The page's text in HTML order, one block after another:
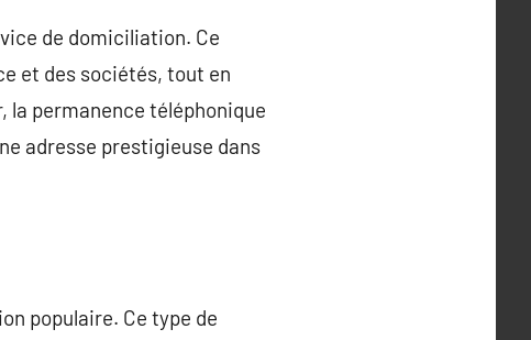
de domiciliation. Ce
et des sociétés, tout en
permanence téléphonique
adresse prestigieuse dans
populaire. Ce type de